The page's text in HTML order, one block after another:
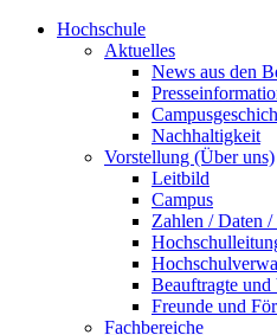
Hochschule
Aktuelles
News aus den
Nachhaltigkeit
Vorstellung (Über uns)
Leitbild
Campus
Zahlen / Daten /
Beauftragte und
Freunde und
Fachbereiche